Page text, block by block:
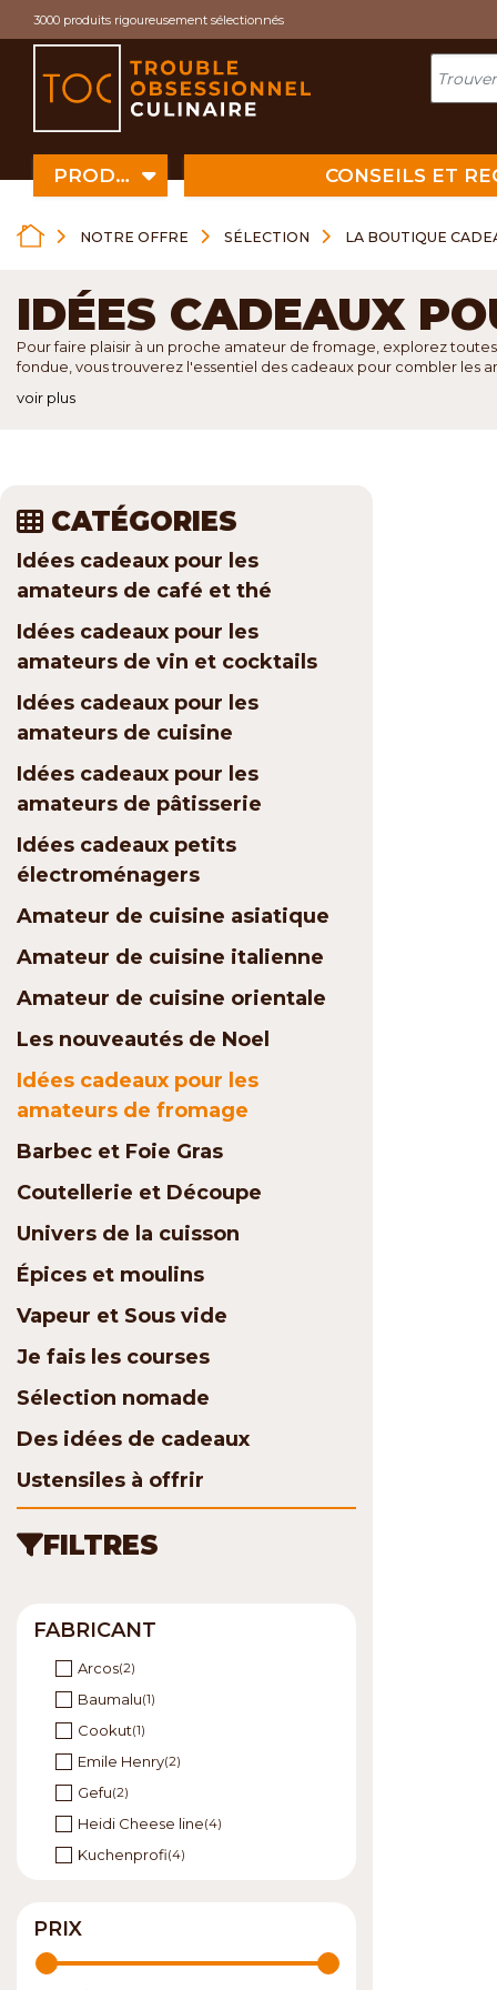
3000 produits rigoureusement sélectionnés
PRODUITS CONSEILS ET
NOTRE OFFRE SÉLECTION LA BOUTIQUE
IDÉES CADEAUX
Pour faire plaisir à un proche amateur de fromage, explorez
fondue, vous trouverez l'essentiel des cadeaux pour combler les
voir plus
CATÉGORIES
Idées cadeaux pour les
amateurs de café et thé
Idées cadeaux pour les
amateurs de vin et cocktails
Idées cadeaux pour les
amateurs de cuisine
Idées cadeaux pour les
amateurs de pâtisserie
Idées cadeaux petits
électroménagers
Amateur de cuisine asiatique
Amateur de cuisine italienne
Amateur de cuisine orientale
Les nouveautés de Noel
Idées cadeaux pour les
amateurs de fromage
Barbec et Foie Gras
Coutellerie et Découpe
Univers de la cuisson
Épices et moulins
Vapeur et Sous vide
Je fais les courses
Sélection nomade
Des idées de cadeaux
Ustensiles à offrir
FILTRES
FABRICANT
Arcos(2)
Baumalu(1)
Cookut(1)
Emile Henry(2)
Gefu(2)
Heidi Cheese line(4)
Kuchenprofi(4)
PRIX